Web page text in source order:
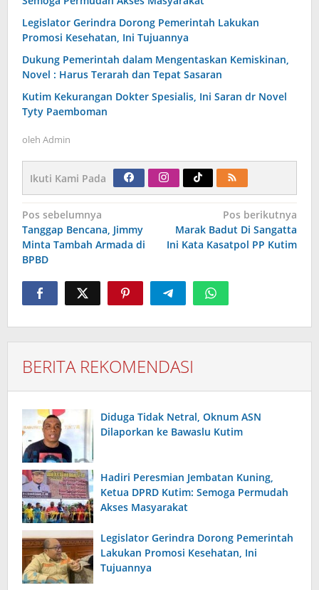
Legislator Gerindra Dorong Pemerintah Lakukan
Promosi Kesehatan, Ini Tujuannya
Dukung Pemerintah dalam Mengentaskan Kemiskinan,
Novel : Harus Terarah dan Tepat Sasaran
Kutim Kekurangan Dokter Spesialis, Ini Saran dr Novel
Tyty Paemboman
oleh Admin
Ikuti Kami Pada
Navigasi
pos
Pos sebelumnya
Tanggap Bencana, Jimmy
Minta Tambah Armada di
BPBD
Pos berikutnya
Marak Badut Di Sangatta
Ini Kata Kasatpol PP Kutim
BERITA REKOMENDASI
Diduga Tidak Netral, Oknum ASN
Dilaporkan ke Bawaslu Kutim
Hadiri Peresmian Jembatan Kuning,
Ketua DPRD Kutim: Semoga Permudah
Akses Masyarakat
Legislator Gerindra Dorong Pemerintah
Lakukan Promosi Kesehatan, Ini
Tujuannya